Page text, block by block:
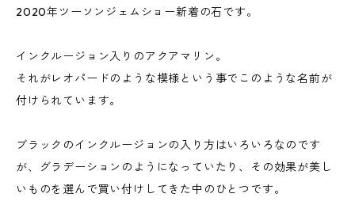
2020年ツーソンジェムショー新着の石です。
インクルージョン入りのアクアマリン。
それがレオパードのような模様という事でこのような名前が
付けられています。
ブラックのインクルージョンの入り方はいろいろなのです
が、グラデーションのようになっていたり、その効果が美し
いものを選んで買い付けしてきた中のひとつです。